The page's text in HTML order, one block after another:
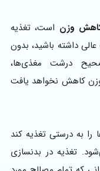
وزن است، تغذیه
داشته باشید، بدون
درشت مغذی‌ها،
کاهش نخواهد یافت
به درستی تغذیه کند
تغذیه در بدنسازی